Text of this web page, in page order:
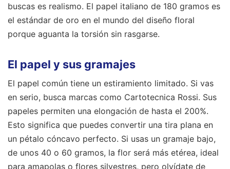
buscas es realismo. El papel italiano de 180 gramos es
el estándar de oro en el mundo del diseño floral
porque aguanta la torsión sin rasgarse.
El papel y sus gramajes
El papel común tiene un estiramiento limitado. Si vas
en serio, busca marcas como Cartotecnica Rossi. Sus
papeles permiten una elongación de hasta el 200%.
Esto significa que puedes convertir una tira plana en
un pétalo cóncavo perfecto. Si usas un gramaje bajo,
de unos 40 o 60 gramos, la flor será más etérea, ideal
para amapolas o flores silvestres, pero olvídate de